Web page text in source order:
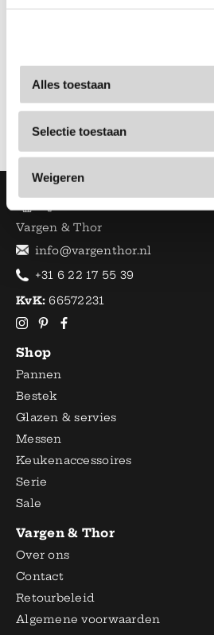
Alles toestaan
Selectie toestaan
Weigeren
Specificaties
Categorie Overig
Vargen & Thor
info@vargenthor.nl
+31 6 22 17 55 39
KvK: 66572231
Shop
Pannen
Bestek
Glazen & servies
Messen
Keukenaccessoires
Serie
Sale
Vargen & Thor
Over ons
Contact
Retourbeleid
Algemene voorwaarden